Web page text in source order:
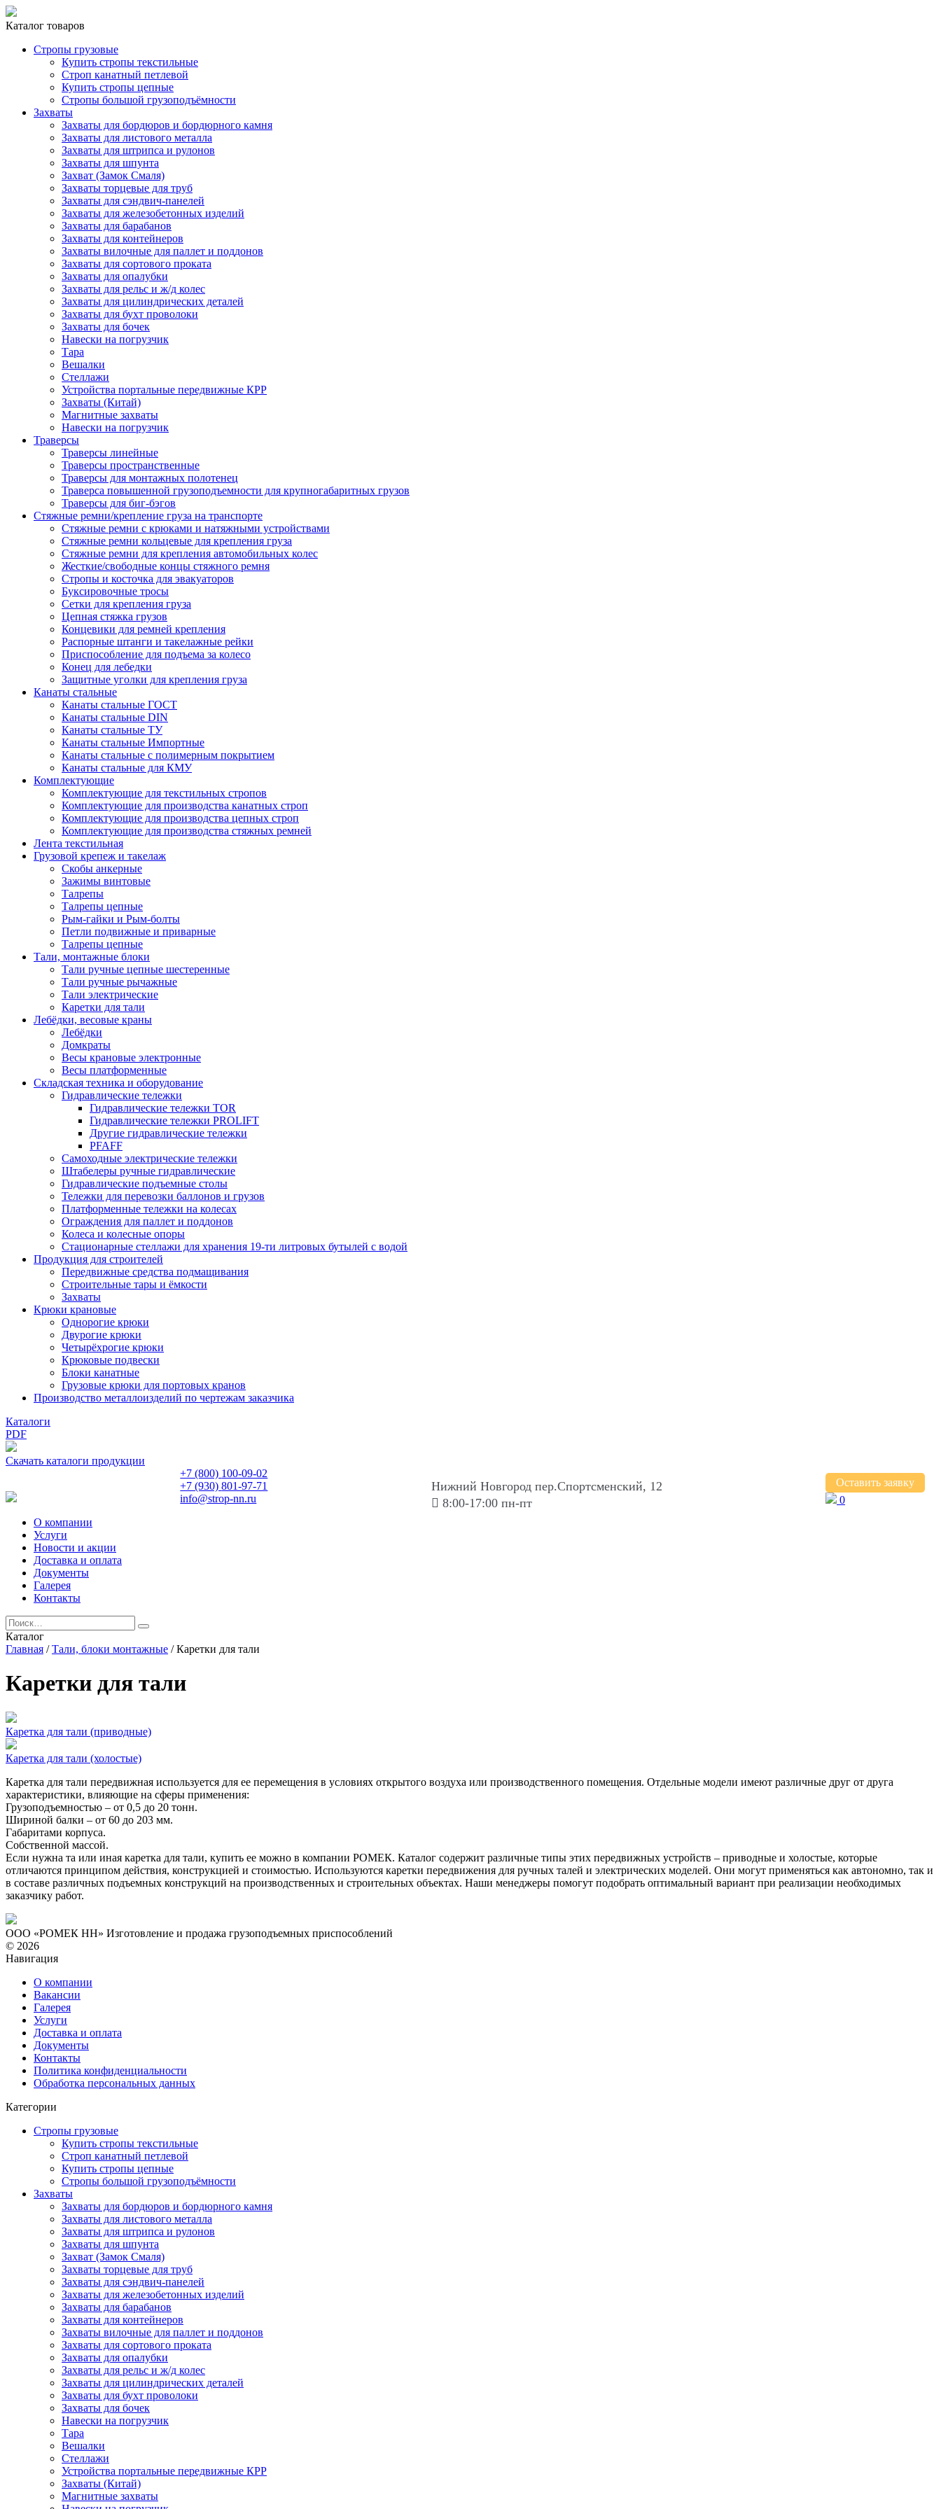
Каталог товаров
Стропы грузовые
Купить стропы текстильные
Строп канатный петлевой
Купить стропы цепные
Стропы большой грузоподъёмности
Захваты
Захваты для бордюров и бордюрного камня
Захваты для листового металла
Захваты для штрипса и рулонов
Захваты для шпунта
Захват (Замок Смаля)
Захваты торцевые для труб
Захваты для сэндвич-панелей
Захваты для железобетонных изделий
Захваты для барабанов
Захваты для контейнеров
Захваты вилочные для паллет и поддонов
Захваты для сортового проката
Захваты для опалубки
Захваты для рельс и ж/д колес
Захваты для цилиндрических деталей
Захваты для бухт проволоки
Захваты для бочек
Навески на погрузчик
Тара
Вешалки
Стеллажи
Устройства портальные передвижные КРР
Захваты (Китай)
Магнитные захваты
Навески на погрузчик
Траверсы
Траверсы линейные
Траверсы пространственные
Траверсы для монтажных полотенец
Траверса повышенной грузоподъемности для крупногабаритных грузов
Траверсы для биг-бэгов
Стяжные ремни/крепление груза на транспорте
Стяжные ремни с крюками и натяжными устройствами
Стяжные ремни кольцевые для крепления груза
Стяжные ремни для крепления автомобильных колес
Жесткие/свободные концы стяжного ремня
Стропы и косточка для эвакуаторов
Буксировочные тросы
Сетки для крепления груза
Цепная стяжка грузов
Концевики для ремней крепления
Распорные штанги и такелажные рейки
Приспособление для подъема за колесо
Конец для лебедки
Защитные уголки для крепления груза
Канаты стальные
Канаты стальные ГОСТ
Канаты стальные DIN
Канаты стальные ТУ
Канаты стальные Импортные
Канаты стальные с полимерным покрытием
Канаты стальные для КМУ
Комплектующие
Комплектующие для текстильных стропов
Комплектующие для производства канатных строп
Комплектующие для производства цепных строп
Комплектующие для производства стяжных ремней
Лента текстильная
Грузовой крепеж и такелаж
Скобы анкерные
Зажимы винтовые
Талрепы
Талрепы цепные
Рым-гайки и Рым-болты
Петли подвижные и приварные
Талрепы цепные
Тали, монтажные блоки
Тали ручные цепные шестеренные
Тали ручные рычажные
Тали электрические
Каретки для тали
Лебёдки, весовые краны
Лебёдки
Домкраты
Весы крановые электронные
Весы платформенные
Складская техника и оборудование
Гидравлические тележки
Гидравлические тележки TOR
Гидравлические тележки PROLIFT
Другие гидравлические тележки
PFAFF
Самоходные электрические тележки
Штабелеры ручные гидравлические
Гидравлические подъемные столы
Тележки для перевозки баллонов и грузов
Платформенные тележки на колесах
Ограждения для паллет и поддонов
Колеса и колесные опоры
Стационарные стеллажи для хранения 19-ти литровых бутылей с водой
Продукция для строителей
Передвижные средства подмащивания
Строительные тары и ёмкости
Захваты
Крюки крановые
Однорогие крюки
Двурогие крюки
Четырёхрогие крюки
Крюковые подвески
Блоки канатные
Грузовые крюки для портовых кранов
Производство металлоизделий по чертежам заказчика
Каталоги
PDF
Скачать каталоги продукции
+7 (800) 100-09-02
+7 (930)801-97-71
info@strop-nn.ru
Нижний Новгород пер.Спортсменский, 12
8:00-17:00 пн-пт
Оставить заявку
0
О компании
Услуги
Новости и акции
Доставка и оплата
Документы
Галерея
Контакты
Каталог
Главная /Тали, блоки монтажные / Каретки для тали
Каретки для тали
Каретка для тали (приводные)
Каретка для тали (холостые)
Каретка для тали передвижная используется для ее перемещения в условиях открытого воздуха или производственного помещения. Отдельные модели имеют различные друг от друга
характеристики, влияющие на сферы применения:
Грузоподъемностью – от 0,5 до 20 тонн.
Шириной балки – от 60 до 203 мм.
Габаритами корпуса.
Собственной массой.
Если нужна та или иная каретка для тали, купить ее можно в компании РОМЕК. Каталог содержит различные типы этих передвижных устройств – приводные и холостые, которые
отличаются принципом действия, конструкцией и стоимостью. Используются каретки передвижения для ручных талей и электрических моделей. Они могут применяться как автономно, так и
в составе различных подъемных конструкций на производственных и строительных объектах. Наши менеджеры помогут подобрать оптимальный вариант при реализации необходимых
заказчику работ.
ООО «РОМЕК НН» Изготовление и продажа грузоподъемных приспособлений
© 2026
Навигация
О компании
Вакансии
Галерея
Услуги
Доставка и оплата
Документы
Контакты
Политика конфиденциальности
Обработка персональных данных
Категории
Стропы грузовые
Купить стропы текстильные
Строп канатный петлевой
Купить стропы цепные
Стропы большой грузоподъёмности
Захваты
Захваты для бордюров и бордюрного камня
Захваты для листового металла
Захваты для штрипса и рулонов
Захваты для шпунта
Захват (Замок Смаля)
Захваты торцевые для труб
Захваты для сэндвич-панелей
Захваты для железобетонных изделий
Захваты для барабанов
Захваты для контейнеров
Захваты вилочные для паллет и поддонов
Захваты для сортового проката
Захваты для опалубки
Захваты для рельс и ж/д колес
Захваты для цилиндрических деталей
Захваты для бухт проволоки
Захваты для бочек
Навески на погрузчик
Тара
Вешалки
Стеллажи
Устройства портальные передвижные КРР
Захваты (Китай)
Магнитные захваты